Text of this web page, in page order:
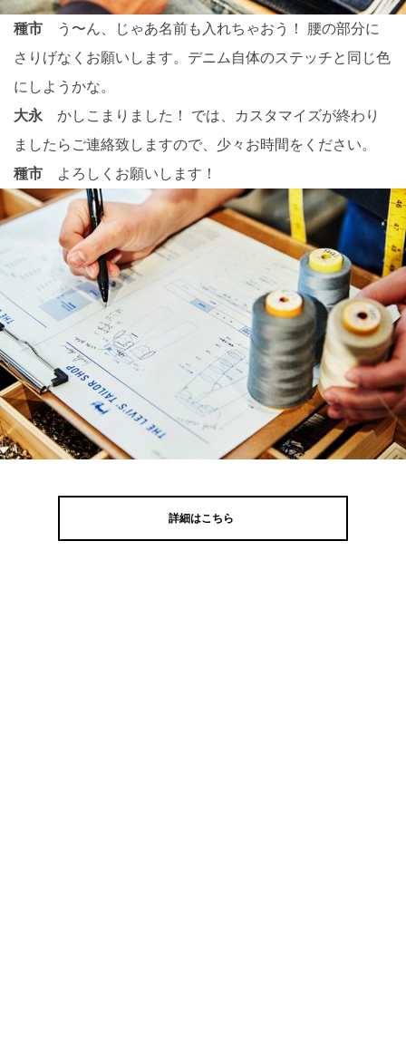
種市 う〜ん、じゃあ名前も入れちゃおう！ 腰の部分に
さりげなくお願いします。デニム自体のステッチと同じ色
にしようかな。
大永 かしこまりました！ では、カスタマイズが終わり
ましたらご連絡致しますので、少々お時間をください。
種市 よろしくお願いします！
詳細はこちら